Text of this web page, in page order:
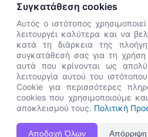
Η Ιστοσελίδα ΑνΑΔ είναι πλήρως συμβατή με τις
Apple Safari καθώς και Internet Explorer.
👋 Καλώς
Πες μου
σήμερα.
Συγκατάθεση cookies
Αυτός ο ιστότοπος
λειτουργέι καλύτερα και να
κατά τη διάρκεια της
συγκατάθεσή σας για τη
αυτά που κρίνονται ως
λειτουργία αυτού του
Cookie για περισσότερες
cookies που χρησιμοποιούμε
αποκλεισμού τους. Πολιτική
Αποδοχή Όλων